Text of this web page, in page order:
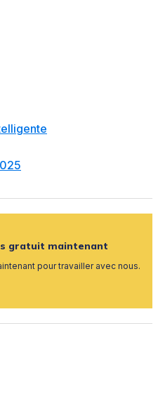
gratuit maintenant
pour travailler avec nous.